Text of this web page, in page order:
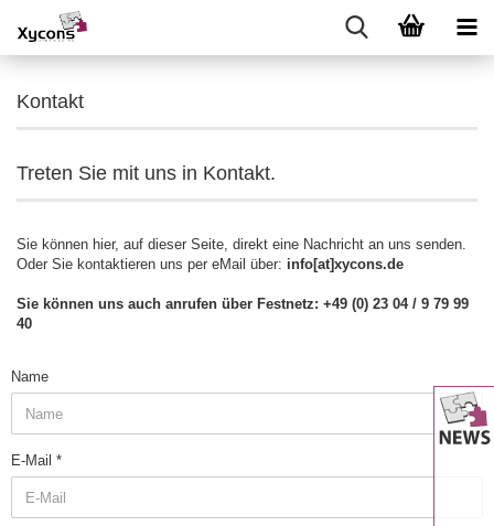
Kontakt
Treten Sie mit uns in Kontakt.
Sie können hier, auf dieser Seite, direkt eine Nachricht an uns senden.
Oder Sie kontaktieren uns per eMail über: info[at]xycons.de
Sie können uns auch anrufen über Festnetz: +49 (0) 23 04 / 9 79 99
40
KONTAKT
Name
E-Mail